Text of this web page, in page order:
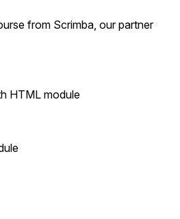
from Scrimba, our partner
HTML module